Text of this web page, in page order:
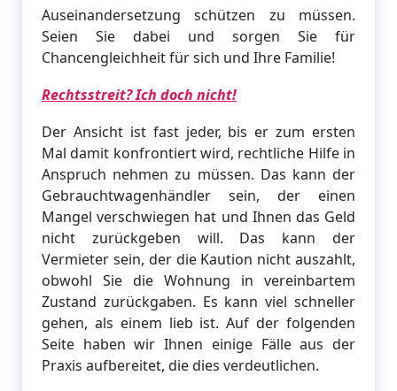
Auseinandersetzung schützen zu müssen.
Seien Sie dabei und sorgen Sie für
Chancengleichheit für sich und Ihre Familie!
Rechtsstreit? Ich doch nicht!
Der Ansicht ist fast jeder, bis er zum ersten
Mal damit konfrontiert wird, rechtliche Hilfe in
Anspruch nehmen zu müssen. Das kann der
Gebrauchtwagenhändler sein, der einen
Mangel verschwiegen hat und Ihnen das Geld
nicht zurückgeben will. Das kann der
Vermieter sein, der die Kaution nicht auszahlt,
obwohl Sie die Wohnung in vereinbartem
Zustand zurückgaben. Es kann viel schneller
gehen, als einem lieb ist. Auf der folgenden
Seite haben wir Ihnen einige Fälle aus der
Praxis aufbereitet, die dies verdeutlichen.